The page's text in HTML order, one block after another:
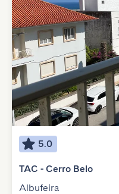
5.0
TAC - Cerro Belo
Albufeira